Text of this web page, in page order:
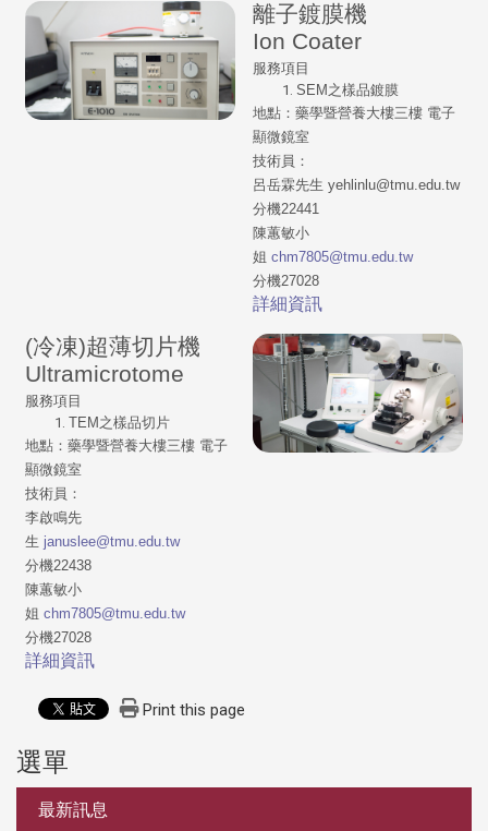
離子鍍膜機
Ion Coater
服務項目
SEM之樣品鍍膜
地點：藥學暨營養大樓三樓 電子
顯微鏡室
技術員：
呂岳霖先生 yehlinlu@tmu.edu.tw
分機22441
陳蕙敏小
姐 chm7805@tmu.edu.tw
分機27028
詳細資訊
(冷凍)超薄切片機
Ultramicrotome
服務項目
TEM之樣品切片
地點：藥學暨營養大樓三樓 電子
顯微鏡室
技術員：
李啟鳴先
生 januslee@tmu.edu.tw
分機22438
陳蕙敏小
姐 chm7805@tmu.edu.tw
分機27028
詳細資訊
Print this page
選單
最新訊息